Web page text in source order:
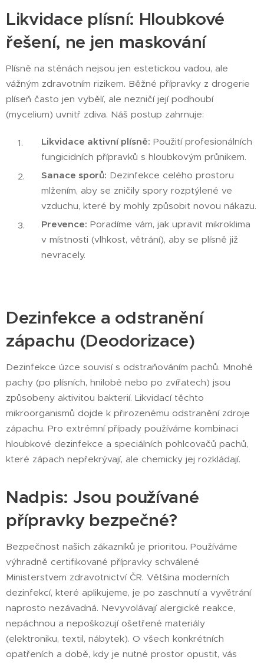
Likvidace plísní: Hloubkové
řešení, ne jen maskování
Plísně na stěnách nejsou jen estetickou vadou, ale
vážným zdravotním rizikem. Běžné přípravky z drogerie
plíseň často jen vybělí, ale nezničí její podhoubí
(mycelium) uvnitř zdiva. Náš postup zahrnuje:
Likvidace aktivní plísně: Použití profesionálních
fungicidních přípravků s hloubkovým průnikem.
Sanace sporů: Dezinfekce celého prostoru
mlžením, aby se zničily spory rozptýlené ve
vzduchu, které by mohly způsobit novou nákazu.
Prevence: Poradíme vám, jak upravit mikroklima
v místnosti (vlhkost, větrání), aby se plísně již
nevracely.
Dezinfekce a odstranění
zápachu (Deodorizace)
Dezinfekce úzce souvisí s odstraňováním pachů. Mnohé
pachy (po plísních, hnilobě nebo po zvířatech) jsou
způsobeny aktivitou bakterií. Likvidací těchto
mikroorganismů dojde k přirozenému odstranění zdroje
zápachu. Pro extrémní případy používáme kombinaci
hloubkové dezinfekce a speciálních pohlcovačů pachů,
které zápach nepřekrývají, ale chemicky jej rozkládají.
Nadpis: Jsou používané
přípravky bezpečné?
Bezpečnost našich zákazníků je prioritou. Používáme
výhradně certifikované přípravky schválené
Ministerstvem zdravotnictví ČR. Většina moderních
dezinfekcí, které aplikujeme, je po zaschnutí a vyvětrání
naprosto nezávadná. Nevyvolávají alergické reakce,
nepáchnou a nepoškozují ošetřené materiály
(elektroniku, textil, nábytek). O všech konkrétních
opatřeních a době, kdy je nutné prostor opustit, vás